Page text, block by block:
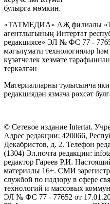
булырга мөмкин.
«ТАТМЕДИА» АҖ филиалы
агентлыгының Интертат
редакциясе» ЭЛ № ФС 77 -
мәгълүмати технологияләр
күзәтчелек хезмәте
теркәлгән
Материалларны тулысынча
редакциядән язмача рөхсәт
© Сетевое издание Intertat.
Адрес редакции: 420066,
Декабристов, д. 2. Телефон
(1304) Эл.почта редакции:
редактор Гареев Р.И.
материалы 16+. СМИ
службой по надзору в сфере
технологий и массовых
ЭЛ № ФС 77 - 77652 от